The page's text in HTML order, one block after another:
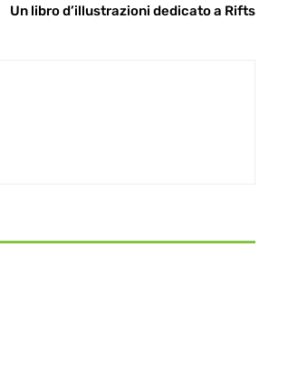
Un libro d’illustrazioni dedicato a Rifts